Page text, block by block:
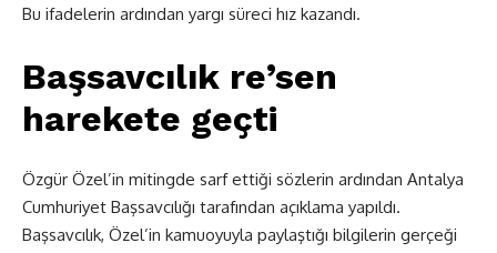
Bu ifadelerin ardından yargı süreci hız kazandı.
Başsavcılık re’sen
harekete geçti
Özgür Özel’in mitingde sarf ettiği sözlerin ardından Antalya
Cumhuriyet Başsavcılığı tarafından açıklama yapıldı.
Başsavcılık, Özel’in kamuoyuyla paylaştığı bilgilerin gerçeği